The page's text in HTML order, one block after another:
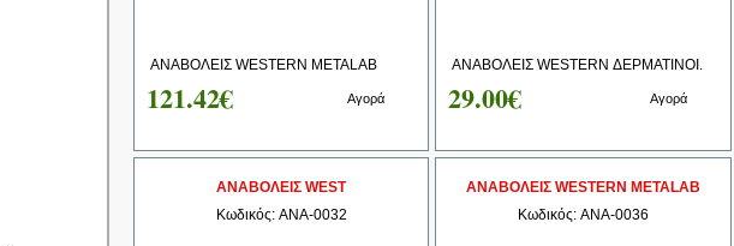
ΑΝΑΒΟΛΕΙΣ WESTERN METALAB
121.42€ Αγορά
ΑΝΑΒΟΛΕΙΣ WESTERN ΔΕΡΜΑΤΙΝΟΙ.
29.00€ Αγορά
ΑΝΑΒΟΛΕΙΣ WEST
Κωδικός: ANA-0032
ΑΝΑΒΟΛΕΙΣ WESTERN METALAB
Κωδικός: ANA-0036